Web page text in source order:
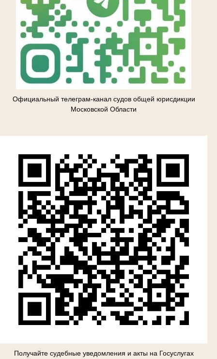
Официальный телеграм-канал судов общей юрисдикции
Московской Области
Получайте судебные уведомления и акты на Госуслугах